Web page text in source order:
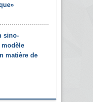
sino-
matière de